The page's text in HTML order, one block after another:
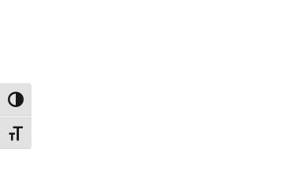
Attiva/disattiva alto contrasto
Attiva/disattiva dimensione testo